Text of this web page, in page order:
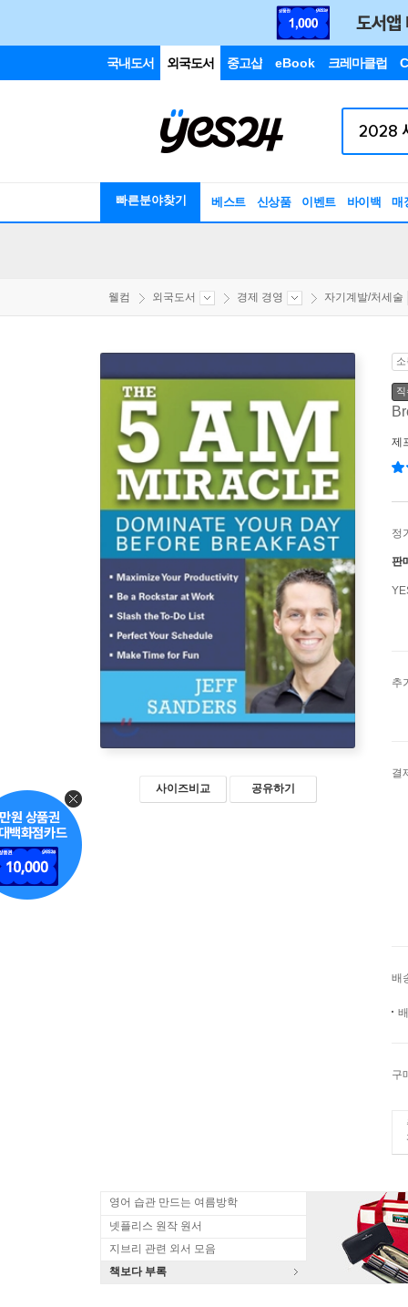
국내도서 외국도서 중고샵 eBook 크레마클럽
빠른분야찾기 베스트 신상품 이벤트 바이백 매
웰컴 외국도서 경제 경영 자기계발/처세술
사이즈비교 공유하기
제
정
판
추
결
배
구
영어 습관 만드는 여름방학
넷플리스 원작 원서
지브리 관련 외서 모음
책보다 부록